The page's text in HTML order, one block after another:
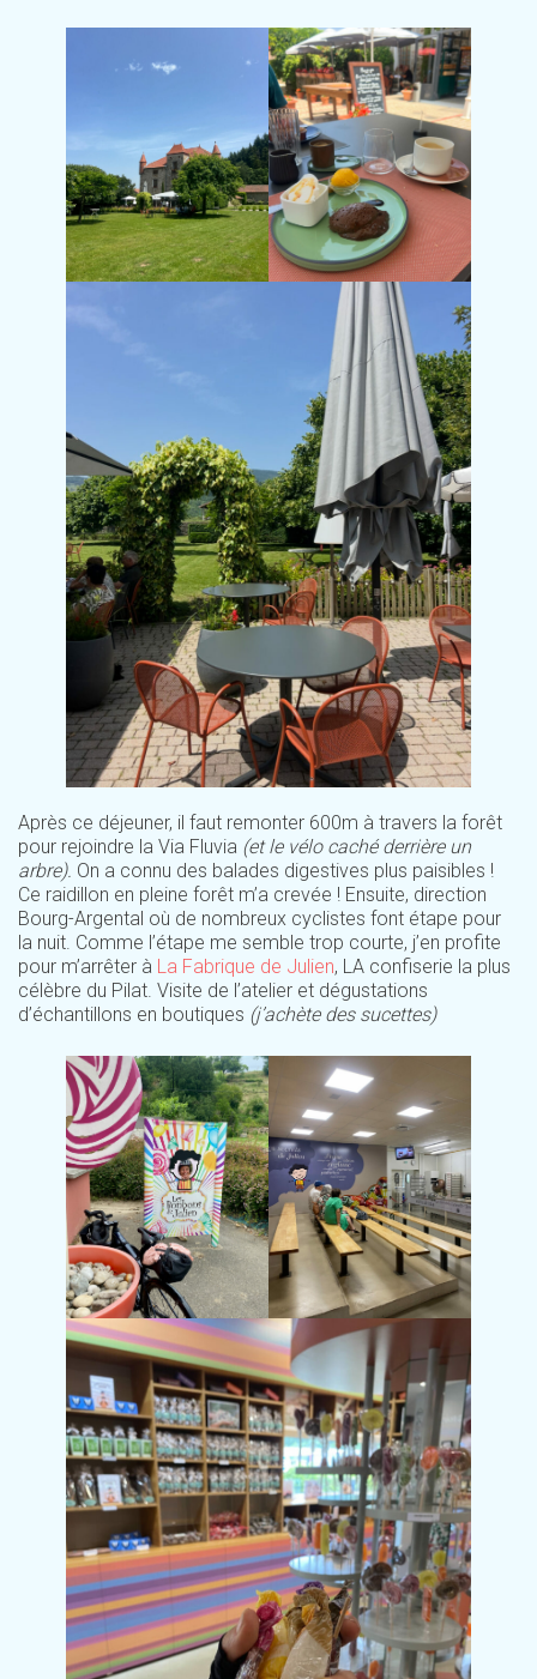
Après ce déjeuner, il faut remonter 600m à travers la forêt
pour rejoindre la Via Fluvia (et le vélo caché derrière un
arbre). On a connu des balades digestives plus paisibles !
Ce raidillon en pleine forêt m’a crevée ! Ensuite, direction
Bourg-Argental où de nombreux cyclistes font étape pour
la nuit. Comme l’étape me semble trop courte, j’en profite
pour m’arrêter à La Fabrique de Julien, LA confiserie la plus
célèbre du Pilat. Visite de l’atelier et dégustations
d’échantillons en boutiques (j’achète des sucettes)